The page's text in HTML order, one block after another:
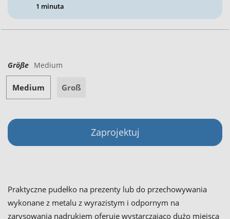
1 minuta
Größe Medium
Medium Groß
Zaprojektuj
Praktyczne pudełko na prezenty lub do przechowywania
wykonane z metalu z wyrazistym i odpornym na
zarysowania nadrukiem oferuje wystarczająco dużo miejsca